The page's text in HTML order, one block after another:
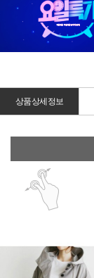
상품상세정보